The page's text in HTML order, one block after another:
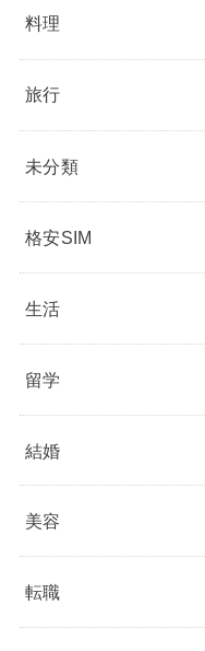
料理
旅行
未分類
格安SIM
生活
留学
結婚
美容
転職